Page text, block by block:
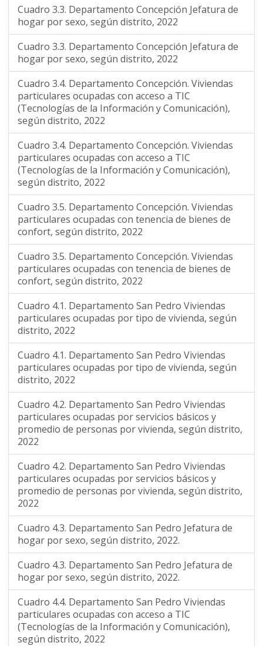
Cuadro 3.3. Departamento Concepción Jefatura de
hogar por sexo, según distrito, 2022
Cuadro 3.3. Departamento Concepción Jefatura de
hogar por sexo, según distrito, 2022
Cuadro 3.4. Departamento Concepción. Viviendas
particulares ocupadas con acceso a TIC
(Tecnologías de la Información y Comunicación),
según distrito, 2022
Cuadro 3.4. Departamento Concepción. Viviendas
particulares ocupadas con acceso a TIC
(Tecnologías de la Información y Comunicación),
según distrito, 2022
Cuadro 3.5. Departamento Concepción. Viviendas
particulares ocupadas con tenencia de bienes de
confort, según distrito, 2022
Cuadro 3.5. Departamento Concepción. Viviendas
particulares ocupadas con tenencia de bienes de
confort, según distrito, 2022
Cuadro 4.1. Departamento San Pedro Viviendas
particulares ocupadas por tipo de vivienda, según
distrito, 2022
Cuadro 4.1. Departamento San Pedro Viviendas
particulares ocupadas por tipo de vivienda, según
distrito, 2022
Cuadro 4.2. Departamento San Pedro Viviendas
particulares ocupadas por servicios básicos y
promedio de personas por vivienda, según distrito,
2022
Cuadro 4.2. Departamento San Pedro Viviendas
particulares ocupadas por servicios básicos y
promedio de personas por vivienda, según distrito,
2022
Cuadro 4.3. Departamento San Pedro Jefatura de
hogar por sexo, según distrito, 2022.
Cuadro 4.3. Departamento San Pedro Jefatura de
hogar por sexo, según distrito, 2022.
Cuadro 4.4. Departamento San Pedro Viviendas
particulares ocupadas con acceso a TIC
(Tecnologías de la Información y Comunicación),
según distrito, 2022